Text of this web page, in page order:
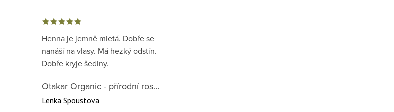
Henna je jemně mletá. Dobře se
nanáší na vlasy. Má hezký odstín.
Dobře kryje šediny.
Otakar Organic - přírodní rostlinná barva na vlasy červená předpigmentace 1. krok
Lenka Spoustova